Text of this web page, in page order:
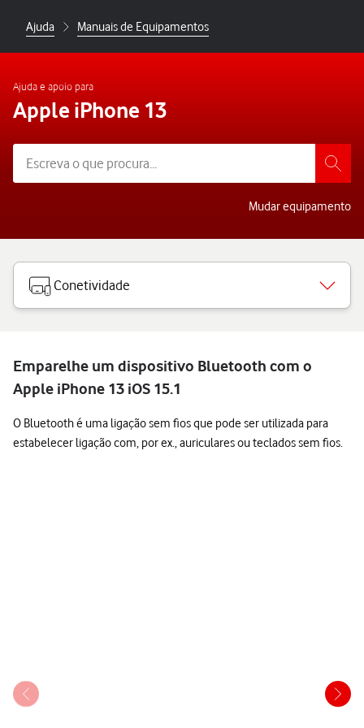
Ajuda Manuais de Equipamentos
Ajuda e apoio para
Apple iPhone 13
Mudar equipamento
Conetividade
Emparelhe um dispositivo Bluetooth com o
Apple iPhone 13 iOS 15.1
O Bluetooth é uma ligação sem fios que pode ser utilizada para
estabelecer ligação com, por ex., auriculares ou teclados sem fios.